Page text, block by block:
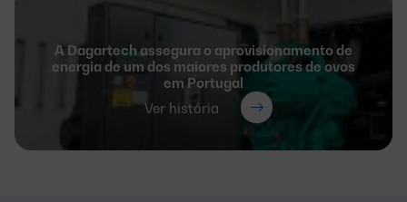
A Dagartech assegura o aprovisionamento de
energia de um dos maiores produtores de ovos
em Portugal
Ver história